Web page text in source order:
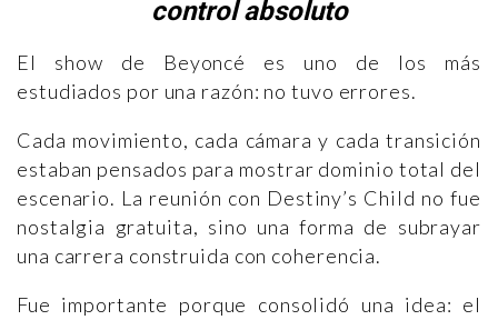
control absoluto
El show de Beyoncé es uno de los más
estudiados por una razón: no tuvo errores.
Cada movimiento, cada cámara y cada transición
estaban pensados para mostrar dominio total del
escenario. La reunión con Destiny’s Child no fue
nostalgia gratuita, sino una forma de subrayar
una carrera construida con coherencia.
Fue importante porque consolidó una idea: el